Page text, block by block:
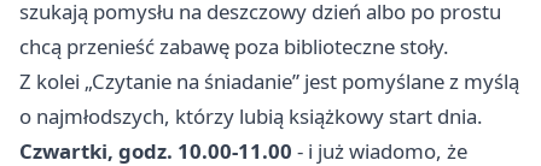
szukają pomysłu na deszczowy dzień albo po prostu
chcą przenieść zabawę poza biblioteczne stoły.
Z kolei „Czytanie na śniadanie” jest pomyślane z myślą
o najmłodszych, którzy lubią książkowy start dnia.
Czwartki, godz. 10.00-11.00 - i już wiadomo, że